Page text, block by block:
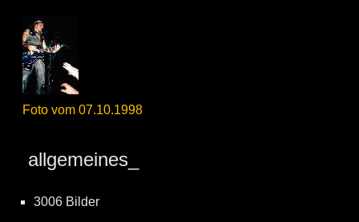
Foto vom 07.10.1998
allgemeines_
3006 Bilder